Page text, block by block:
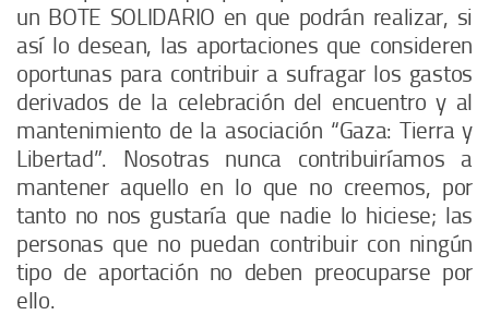
un BOTE SOLIDARIO en que podrán realizar, si
así lo desean, las aportaciones que consideren
oportunas para contribuir a sufragar los gastos
derivados de la celebración del encuentro y al
mantenimiento de la asociación “Gaza: Tierra y
Libertad”. Nosotras nunca contribuiríamos a
mantener aquello en lo que no creemos, por
tanto no nos gustaría que nadie lo hiciese; las
personas que no puedan contribuir con ningún
tipo de aportación no deben preocuparse por
ello.